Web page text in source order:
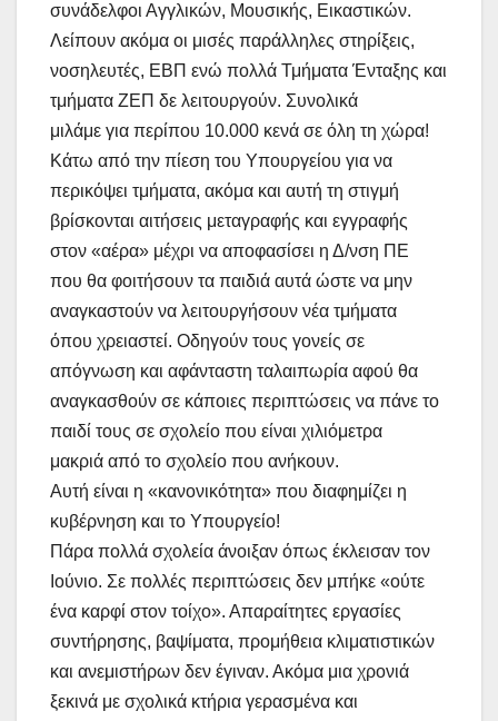
συνάδελφοι Αγγλικών, Μουσικής, Εικαστικών.
Λείπουν ακόμα οι μισές παράλληλες στηρίξεις,
νοσηλευτές, ΕΒΠ ενώ πολλά Τμήματα Ένταξης και
τμήματα ΖΕΠ δε λειτουργούν. Συνολικά
μιλάμε για περίπου 10.000 κενά σε όλη τη χώρα!
Κάτω από την πίεση του Υπουργείου για να
περικόψει τμήματα, ακόμα και αυτή τη στιγμή
βρίσκονται αιτήσεις μεταγραφής και εγγραφής
στον «αέρα» μέχρι να αποφασίσει η Δ/νση ΠΕ
που θα φοιτήσουν τα παιδιά αυτά ώστε να μην
αναγκαστούν να λειτουργήσουν νέα τμήματα
όπου χρειαστεί. Οδηγούν τους γονείς σε
απόγνωση και αφάνταστη ταλαιπωρία αφού θα
αναγκασθούν σε κάποιες περιπτώσεις να πάνε το
παιδί τους σε σχολείο που είναι χιλιόμετρα
μακριά από το σχολείο που ανήκουν.
Αυτή είναι η «κανονικότητα» που διαφημίζει η
κυβέρνηση και το Υπουργείο!
Πάρα πολλά σχολεία άνοιξαν όπως έκλεισαν τον
Ιούνιο. Σε πολλές περιπτώσεις δεν μπήκε «ούτε
ένα καρφί στον τοίχο». Απαραίτητες εργασίες
συντήρησης, βαψίματα, προμήθεια κλιματιστικών
και ανεμιστήρων δεν έγιναν. Ακόμα μια χρονιά
ξεκινά με σχολικά κτήρια γερασμένα και